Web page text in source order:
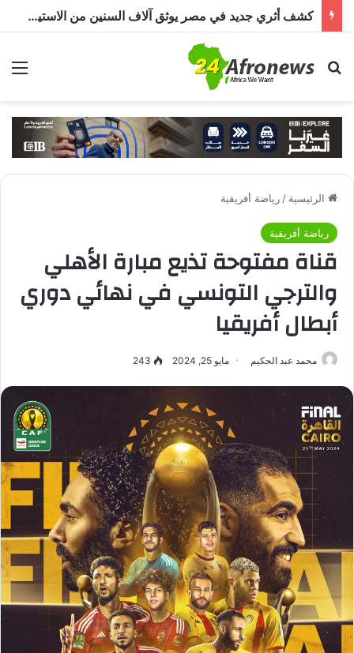
كشف أثري جديد في مصر يوثق آلاف السنين من الاستيطان البشري.. اكتشاف جبانة من عصر ما قبل الأسرات حتى العصرين اليوناني والروماني
بحث عن
الرئيسية / رياضة أفريقية
رياضة أفريقية
قناة مفتوحة تذيع مبارة الأهلي
والترجي التونسي في نهائي دوري
أبطال أفريقيا
محمد عبد الحكيم مايو 25, 2024 243